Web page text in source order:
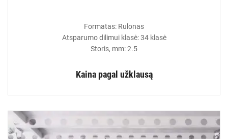
Formatas: Rulonas
Atsparumo dilimui klasė: 34 klasė
Storis, mm: 2.5
Kaina pagal užklausą